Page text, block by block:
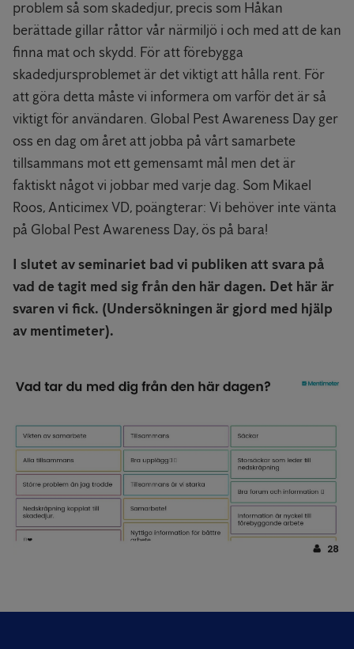
problem så som skadedjur, precis som Håkan
berättade gillar råttor vår närmiljö i och med att de kan
finna mat och skydd. För att förebygga
skadedjursproblemet är det viktigt att hålla rent. För
att göra detta måste vi informera om varför det är så
viktigt för användaren. Global Pest Awareness Day ger
oss en dag om året att jobba på vårt samarbete
tillsammans mot ett gemensamt mål men det är
faktiskt något vi jobbar med varje dag. Som Mikael
Roos, Anticimex VD, poängterar: Vi behöver inte vänta
på Global Pest Awareness Day, ös på bara!
I slutet av seminariet bad vi publiken att svara på
vad de tagit med sig från den här dagen. Det här är
svaren vi fick. (Undersökningen är gjord med hjälp
av mentimeter).